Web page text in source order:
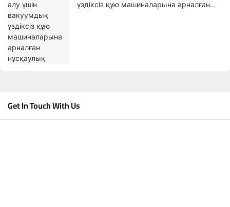
үздіксіз құю машиналарына арналған
Get In Touch With Us